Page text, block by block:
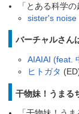
「とある科学の
sister's noise
バーチャルさん
AIAIAI (feat.
ヒトガタ
干物妹！うまる